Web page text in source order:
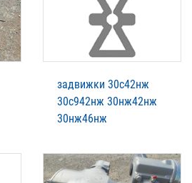
задвижки 30с42нж
30с942нж 30нж42нж
30нж46нж